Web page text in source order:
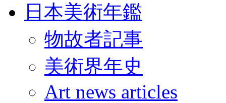
日本美術年鑑
物故者記事
美術界年史
Art news articles